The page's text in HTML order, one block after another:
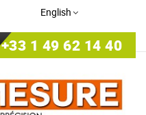
English
+33 1 49 62 14 40